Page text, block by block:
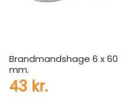
Brandmandshage 6 x 60
mm.
43 kr.